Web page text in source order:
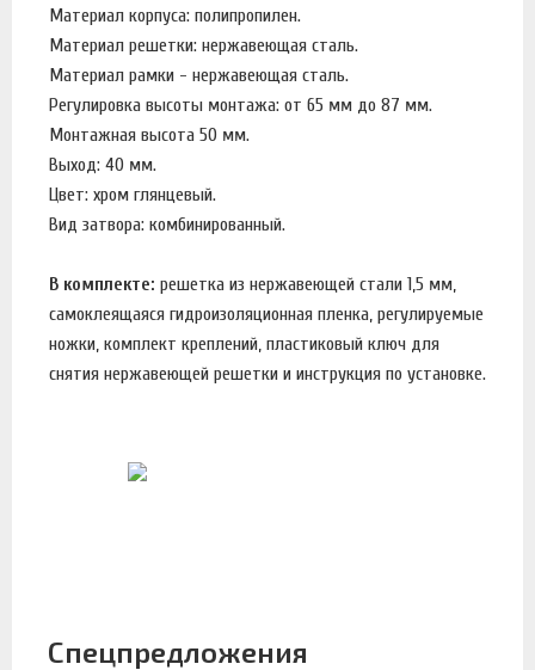
Материал корпуса: полипропилен.
Материал решетки: нержавеющая сталь.
Материал рамки - нержавеющая сталь.
Регулировка высоты монтажа: от 65 мм до 87 мм.
Монтажная высота 50 мм.
Выход: 40 мм.
Цвет: хром глянцевый.
Вид затвора: комбинированный.
В комплекте: решетка из нержавеющей стали 1,5 мм,
самоклеящаяся гидроизоляционная пленка, регулируемые
ножки, комплект креплений, пластиковый ключ для
снятия нержавеющей решетки и инструкция по установке.
Спецпредложения